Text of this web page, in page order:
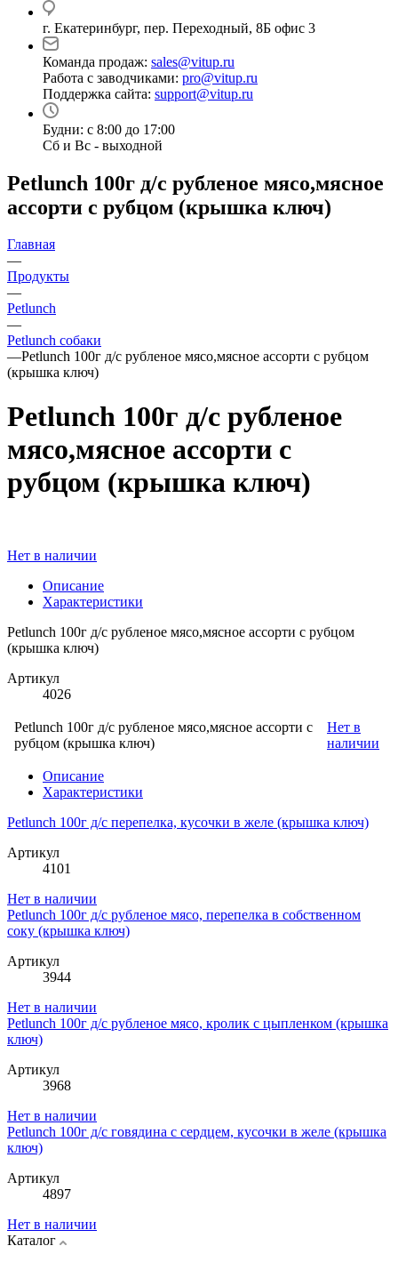
г. Екатеринбург, пер. Переходный, 8Б офис 3
Команда продаж: sales@vitup.ru
Работа с заводчиками: pro@vitup.ru
Поддержка сайта: support@vitup.ru
Будни: с 8:00 до 17:00
Сб и Вс - выходной
Petlunch 100г д/с рубленое мясо,мясное
ассорти с рубцом (крышка ключ)
Главная
—
Продукты
—
Petlunch
—
Petlunch собаки
—Petlunch 100г д/с рубленое мясо,мясное ассорти с рубцом
(крышка ключ)
Petlunch 100г д/с рубленое
мясо,мясное ассорти с
рубцом (крышка ключ)
Нет в наличии
Описание
Характеристики
Petlunch 100г д/с рубленое мясо,мясное ассорти с рубцом
(крышка ключ)
Артикул
4026
Petlunch 100г д/с рубленое мясо,мясное ассорти с
рубцом (крышка ключ)
Нет в
наличии
Описание
Характеристики
Petlunch 100г д/с перепелка, кусочки в желе (крышка ключ)
Артикул
4101
Нет в наличии
Petlunch 100г д/с рубленое мясо, перепелка в собственном
соку (крышка ключ)
Артикул
3944
Нет в наличии
Petlunch 100г д/с рубленое мясо, кролик с цыпленком (крышка
ключ)
Артикул
3968
Нет в наличии
Petlunch 100г д/с говядина с сердцем, кусочки в желе (крышка
ключ)
Артикул
4897
Нет в наличии
Каталог